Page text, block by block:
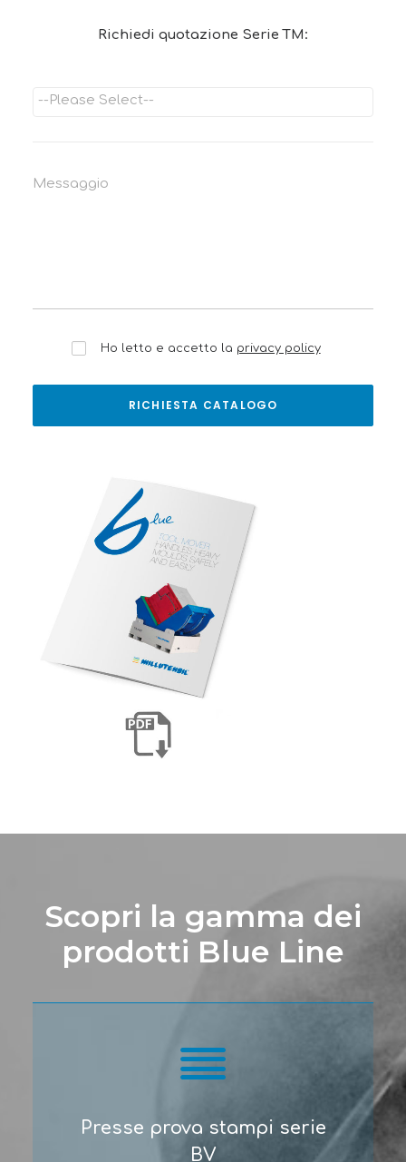
Richiedi quotazione Serie TM:
Ho letto e accetto la privacy policy
Scopri la gamma dei
prodotti Blue Line
Presse prova stampi serie
BV